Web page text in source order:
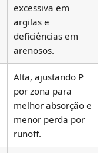
excessiva em
argilas e
deficiências em
arenosos.
Alta, ajustando P
por zona para
melhor absorção e
menor perda por
runoff.